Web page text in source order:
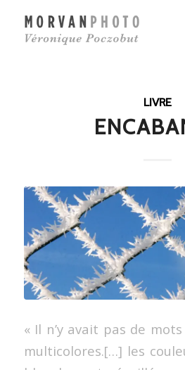
LIVRE
« Il n’y avait pas de
multicolores.[…] les